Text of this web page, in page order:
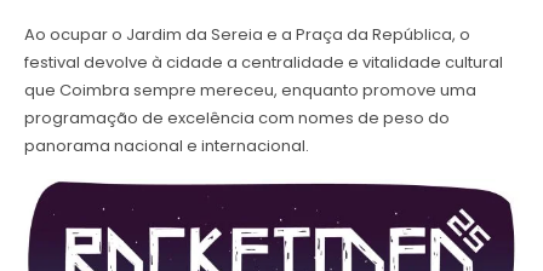
Ao ocupar o Jardim da Sereia e a Praça da República, o
festival devolve à cidade a centralidade e vitalidade cultural
que Coimbra sempre mereceu, enquanto promove uma
programação de excelência com nomes de peso do
panorama nacional e internacional.